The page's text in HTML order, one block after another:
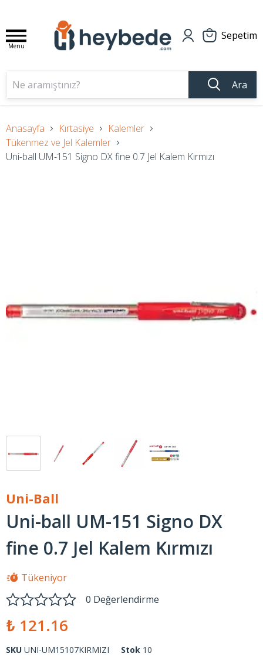
Menu
Sepetim
Ara
Anasayfa Kırtasiye
Kalemler
Tükenmez ve Jel Kalemler
Uni-ball UM-151 Signo DX fine 0.7 Jel Kalem Kırmızı
Uni-Ball
Uni-ball UM-151 Signo DX
fine 0.7 Jel Kalem Kırmızı
Tükeniyor
0 Değerlendirme
₺ 121.16
SKU UNI-UM15107KIRMIZI Stok 10